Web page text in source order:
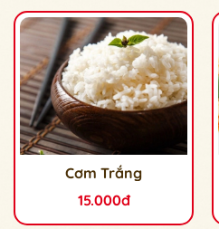
Cơm Trắng
15.000đ